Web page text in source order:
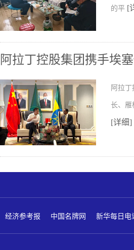
的平 [
阿拉丁控股集团携手埃
阿拉
长、雁
[详细]
经济参考报 中国名牌网 新华每日电